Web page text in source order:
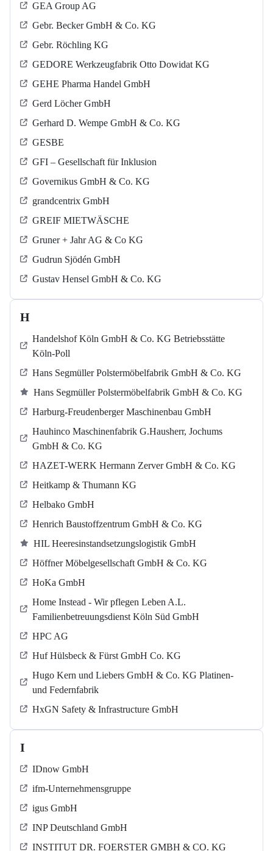
GEA Group AG
Gebr. Becker GmbH & Co. KG
Gebr. Röchling KG
GEDORE Werkzeugfabrik Otto Dowidat KG
GEHE Pharma Handel GmbH
Gerd Löcher GmbH
Gerhard D. Wempe GmbH & Co. KG
GESBE
GFI – Gesellschaft für Inklusion
Governikus GmbH & Co. KG
grandcentrix GmbH
GREIF MIETWÄSCHE
Gruner + Jahr AG & Co KG
Gudrun Sjödén GmbH
Gustav Hensel GmbH & Co. KG
H
Handelshof Köln GmbH & Co. KG Betriebsstätte
Köln-Poll
Hans Segmüller Polstermöbelfabrik GmbH & Co. KG
Hans Segmüller Polstermöbelfabrik GmbH & Co. KG
Harburg-Freudenberger Maschinenbau GmbH
Hauhinco Maschinenfabrik G.Hausherr, Jochums
GmbH & Co. KG
HAZET-WERK Hermann Zerver GmbH & Co. KG
Heitkamp & Thumann KG
Helbako GmbH
Henrich Baustoffzentrum GmbH & Co. KG
HIL Heeresinstandsetzungslogistik GmbH
Höffner Möbelgesellschaft GmbH & Co. KG
HoKa GmbH
Home Instead - Wir pflegen Leben A.L.
Familienbetreuungsdienst Köln Süd GmbH
HPC AG
Huf Hülsbeck & Fürst GmbH Co. KG
Hugo Kern und Liebers GmbH & Co. KG Platinen-
und Federnfabrik
HxGN Safety & Infrastructure GmbH
I
IDnow GmbH
ifm-Unternehmensgruppe
igus GmbH
INP Deutschland GmbH
INSTITUT DR. FOERSTER GMBH & CO. KG